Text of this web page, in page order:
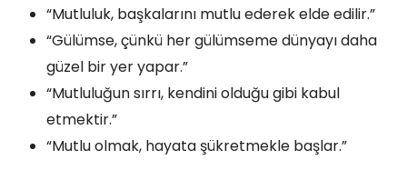
“Mutluluk, başkalarını mutlu ederek elde edilir.”
“Gülümse, çünkü her gülümseme dünyayı daha
güzel bir yer yapar.”
“Mutluluğun sırrı, kendini olduğu gibi kabul
etmektir.”
“Mutlu olmak, hayata şükretmekle başlar.”